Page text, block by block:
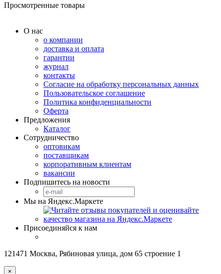
Просмотренные товары
О нас
о компании
доставка и оплата
гарантии
журнал
контакты
Согласие на обработку персональных данных
Пользовательское соглашение
Политика конфиденциальности
Оферта
Предложения
Каталог
Сотрудничество
оптовикам
поставщикам
корпоративным клиентам
вакансии
Подпишитесь на новости
Мы на Яндекс.Маркете
Присоединяйся к нам
121471 Москва, Рябиновая улица, дом 65 строение 1
×